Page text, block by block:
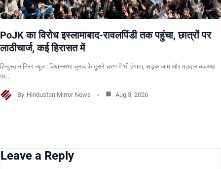
PoJK का विरोध इस्लामाबाद-रावलपिंडी तक पहुंचा, छात्रों पर
लाठीचार्ज, कई हिरासत में
हिन्दुस्तान मिरर न्यूज़ : विधानसभा चुनाव के दूसरे चरण में भी हंगामा, सड़क जाम और मतदान व्यवस्था
पर…
By Hindustan Mirror News Aug 3, 2026
Leave a Reply